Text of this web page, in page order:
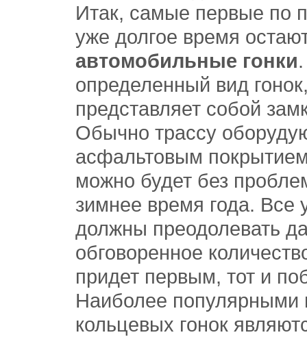
Итак, самые первые по
уже долгое время
автомобильные гонки
определенный вид
представляет собой
Обычно трассу
асфальтовым
можно будет без
зимнее время года. Все
должны преодолевать
обговоренное
придет первым, тот и
Наиболее популярными
кольцевых гонок